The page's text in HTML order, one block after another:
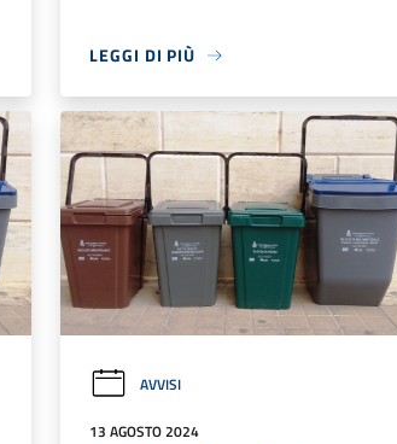
LEGGI DI PIÙ
AVVISI
13 AGOSTO 2024